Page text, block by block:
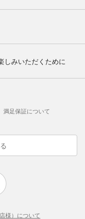
しみいただくために
満足保証について
様）について